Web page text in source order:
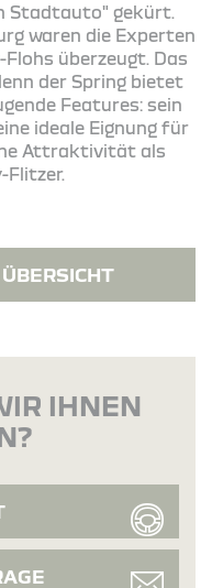
Stadtauto" gekürt.
waren die Experten
überzeugt. Das
der Spring bietet
Features: sein
ideale Eignung für
Attraktivität als
Flitzer.
IHNEN